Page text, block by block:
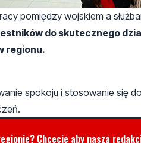
pomiędzy wojskiem a
do skutecznego
regionu.
spokoju i stosowanie się
Chcecie aby nasza